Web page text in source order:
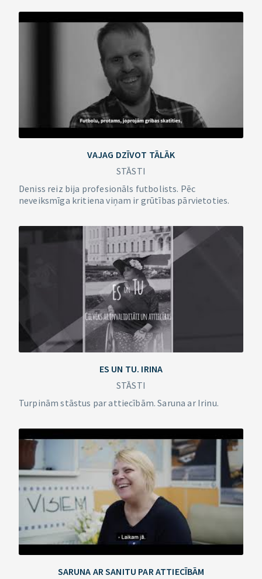
VAJAG DZĪVOT TĀLĀK
STĀSTI
Deniss reiz bija profesionāls futbolists. Pēc
neveiksmīga kritiena viņam ir grūtības pārvietoties.
ES UN TU. IRINA
STĀSTI
Turpinām stāstus par attiecībām. Saruna ar Irinu.
SARUNA AR SANITU PAR ATTIECĪBĀM